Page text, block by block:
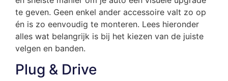
te geven. Geen enkel ander accessoire valt zo op
én is zo eenvoudig te monteren. Lees hieronder
alles wat belangrijk is bij het kiezen van de juiste
velgen en banden.
Plug & Drive